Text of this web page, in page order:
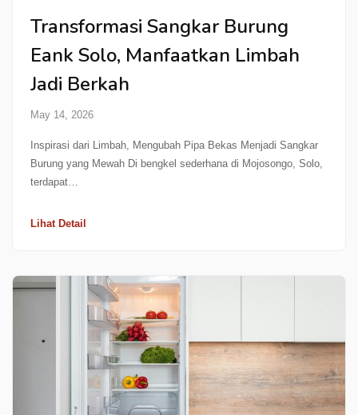
Transformasi Sangkar Burung
Eank Solo, Manfaatkan Limbah
Jadi Berkah
May 14, 2026
Inspirasi dari Limbah, Mengubah Pipa Bekas Menjadi Sangkar
Burung yang Mewah Di bengkel sederhana di Mojosongo, Solo,
terdapat…
Lihat Detail